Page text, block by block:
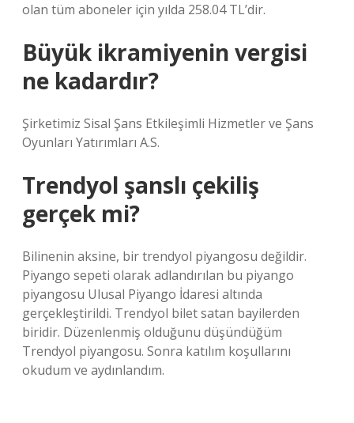
olan tüm aboneler için yılda 258.04 TL’dir.
Büyük ikramiyenin vergisi
ne kadardır?
Şirketimiz Sisal Şans Etkileşimli Hizmetler ve Şans
Oyunları Yatırımları A.S.
Trendyol şanslı çekiliş
gerçek mi?
Bilinenin aksine, bir trendyol piyangosu değildir.
Piyango sepeti olarak adlandırılan bu piyango
piyangosu Ulusal Piyango İdaresi altında
gerçekleştirildi. Trendyol bilet satan bayilerden
biridir. Düzenlenmiş olduğunu düşündüğüm
Trendyol piyangosu. Sonra katılım koşullarını
okudum ve aydınlandım.